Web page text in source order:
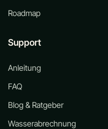
Roadmap
Support
Anleitung
FAQ
Blog & Ratgeber
Wasserabrechnung